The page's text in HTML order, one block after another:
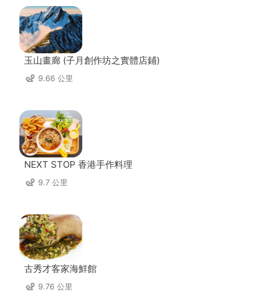
玉山畫廊 (子月創作坊之實體店鋪)
9.66 公里
NEXT STOP 香港手作料理
9.7 公里
古秀才客家海鮮館
9.76 公里